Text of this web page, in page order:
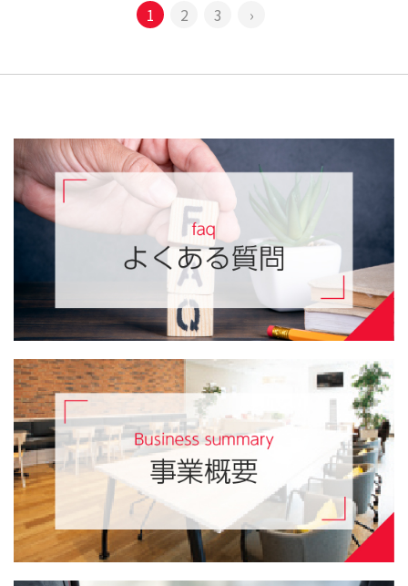
1 2 3 ›